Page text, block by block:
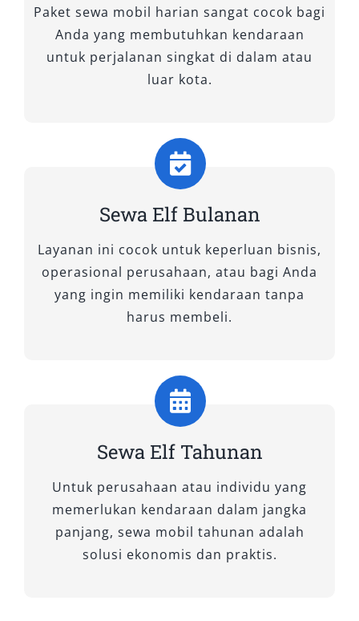
Paket sewa mobil harian sangat cocok bagi
Anda yang membutuhkan kendaraan
untuk perjalanan singkat di dalam atau
luar kota.
Sewa Elf Bulanan
Layanan ini cocok untuk keperluan bisnis,
operasional perusahaan, atau bagi Anda
yang ingin memiliki kendaraan tanpa
harus membeli.
Sewa Elf Tahunan
Untuk perusahaan atau individu yang
memerlukan kendaraan dalam jangka
panjang, sewa mobil tahunan adalah
solusi ekonomis dan praktis.